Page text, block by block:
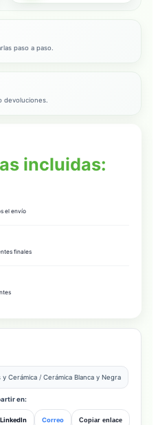
paso a paso.
devoluciones.
incluidas:
el envío
finales
y Cerámica / Cerámica Blanca y Negra
en:
LinkedIn Correo Copiar enlace